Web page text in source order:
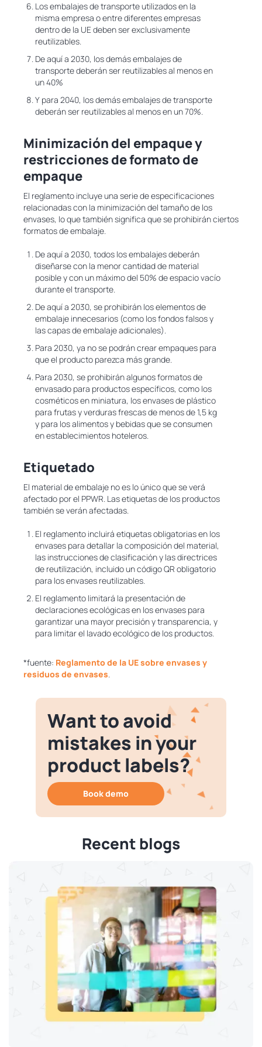
Los embalajes de transporte utilizados en la
misma empresa o entre diferentes empresas
dentro de la UE deben ser exclusivamente
reutilizables.
De aquí a 2030, los demás embalajes de
transporte deberán ser reutilizables al menos en
un 40%
Y para 2040, los demás embalajes de transporte
deberán ser reutilizables al menos en un 70%.
Minimización del empaque y
restricciones de formato de
empaque
El reglamento incluye una serie de especificaciones
relacionadas con la minimización del tamaño de los
envases, lo que también significa que se prohibirán ciertos
formatos de embalaje.
De aquí a 2030, todos los embalajes deberán
diseñarse con la menor cantidad de material
posible y con un máximo del 50% de espacio vacío
durante el transporte.
De aquí a 2030, se prohibirán los elementos de
embalaje innecesarios (como los fondos falsos y
las capas de embalaje adicionales).
Para 2030, ya no se podrán crear empaques para
que el producto parezca más grande.
Para 2030, se prohibirán algunos formatos de
envasado para productos específicos, como los
cosméticos en miniatura, los envases de plástico
para frutas y verduras frescas de menos de 1,5 kg
y para los alimentos y bebidas que se consumen
en establecimientos hoteleros.
Etiquetado
El material de embalaje no es lo único que se verá
afectado por el PPWR. Las etiquetas de los productos
también se verán afectadas.
El reglamento incluirá etiquetas obligatorias en los
envases para detallar la composición del material,
las instrucciones de clasificación y las directrices
de reutilización, incluido un código QR obligatorio
para los envases reutilizables.
El reglamento limitará la presentación de
declaraciones ecológicas en los envases para
garantizar una mayor precisión y transparencia, y
para limitar el lavado ecológico de los productos.
*fuente: Reglamento de la UE sobre envases y
residuos de envases.
Want to avoid
mistakes in your
product labels?
Book demo
Recent blogs